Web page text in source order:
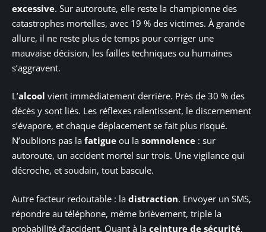
excessive. Sur autoroute, elle reste la championne des
catastrophes mortelles, avec 19 % des victimes. À grande
allure, il ne reste plus de temps pour corriger une
mauvaise décision, les failles techniques ou humaines
s’aggravent.
L’alcool vient immédiatement derrière. Près de 30 % des
décès y sont liés. Les réflexes ralentissent, le discernement
s’évapore, et chaque déplacement se fait plus risqué.
N’oublions pas la fatigue ou la somnolence : sur
autoroute, un accident mortel sur trois. Une vigilance qui
décroche, et soudain, tout bascule.
Autre facteur redoutable : la distraction. Envoyer un SMS,
répondre au téléphone, même brièvement, triple la
probabilité d’accident. Quant à la ceinture de sécurité,